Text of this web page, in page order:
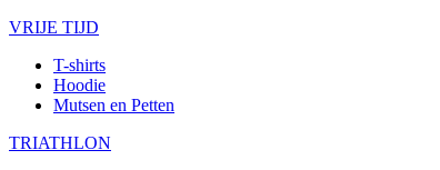
VRIJE TIJD
T-shirts
Hoodie
Mutsen en Petten
TRIATHLON